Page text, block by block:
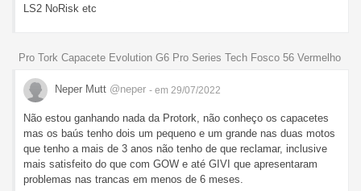
LS2 NoRisk etc
Pro Tork Capacete Evolution G6 Pro Series Tech Fosco 56 Vermelho
Neper Mutt @neper - em 29/07/2022
Não estou ganhando nada da Protork, não conheço os capacetes
mas os baús tenho dois um pequeno e um grande nas duas motos
que tenho a mais de 3 anos não tenho de que reclamar, inclusive
mais satisfeito do que com GOW e até GIVI que apresentaram
problemas nas trancas em menos de 6 meses.